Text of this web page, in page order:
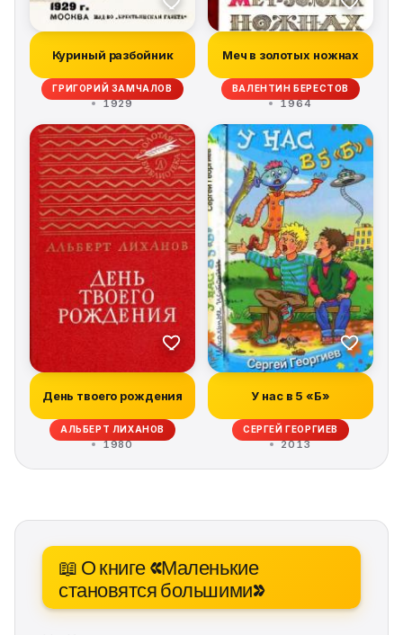
Куриный разбойник
ГРИГОРИЙ ЗАМЧАЛОВ
1929
Меч в золотых ножнах
ВАЛЕНТИН БЕРЕСТОВ
1964
День твоего рождения
АЛЬБЕРТ ЛИХАНОВ
1980
У нас в 5 «Б»
СЕРГЕЙ ГЕОРГИЕВ
2013
📖 О книге «Маленькие
становятся большими»